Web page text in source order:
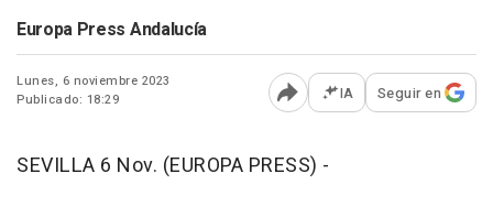
Europa Press Andalucía
Lunes, 6 noviembre 2023
Publicado: 18:29
Abrir opciones para
IA Seguir en
SEVILLA 6 Nov. (EUROPA PRESS) -